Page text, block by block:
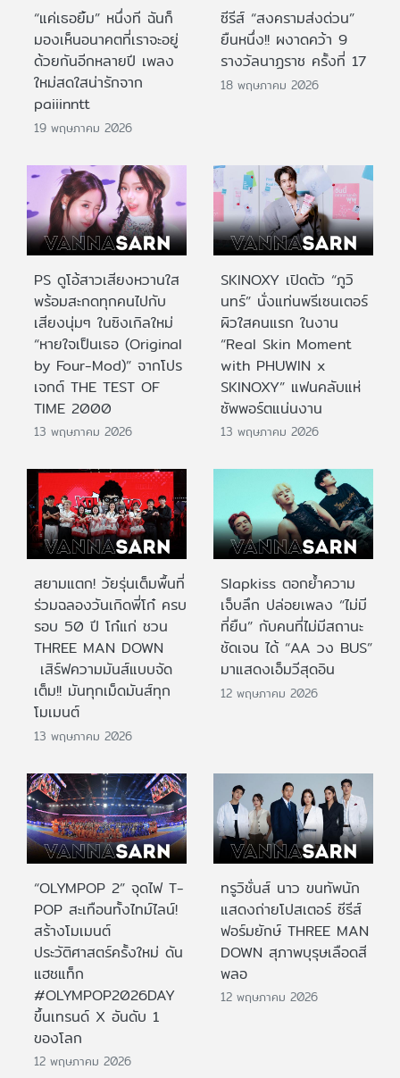
“แค่เธอยิ้ม” หนึ่งที ฉันก็
มองเห็นอนาคตที่เราจะอยู่
ด้วยกันอีกหลายปี เพลง
ใหม่สดใสน่ารักจาก
paiiinntt
19 พฤษภาคม 2026
ซีรีส์ “สงครามส่งด่วน”
ยืนหนึ่ง!! ผงาดคว้า 9
รางวัลนาฏราช ครั้งที่ 17
18 พฤษภาคม 2026
PS ดูโอ้สาวเสียงหวานใส
พร้อมสะกดทุกคนไปกับ
เสียงนุ่มๆ ในซิงเกิลใหม่
“หายใจเป็นเธอ (Original
by Four-Mod)” จากโปร
เจกต์ THE TEST OF
TIME 2000
13 พฤษภาคม 2026
SKINOXY เปิดตัว “ภูวิ
นทร์” นั่งแท่นพรีเซนเตอร์
ผิวใสคนแรก ในงาน
“Real Skin Moment
with PHUWIN x
SKINOXY” แฟนคลับแห่
ซัพพอร์ตแน่นงาน
13 พฤษภาคม 2026
สยามแตก! วัยรุ่นเต็มพื้นที่
ร่วมฉลองวันเกิดพี่โก๋ ครบ
รอบ 50 ปี โก๋แก่ ชวน
THREE MAN DOWN
เสิร์ฟความมันส์แบบจัด
เต็ม!! มันทุกเม็ดมันส์ทุก
โมเมนต์
13 พฤษภาคม 2026
Slapkiss ตอกย้ำความ
เจ็บลึก ปล่อยเพลง “ไม่มี
ที่ยืน” กับคนที่ไม่มีสถานะ
ชัดเจน ได้ “AA วง BUS”
มาแสดงเอ็มวีสุดอิน
12 พฤษภาคม 2026
“OLYMPOP 2” จุดไฟ T-
POP สะเทือนทั้งไทม์ไลน์!
สร้างโมเมนต์
ประวัติศาสตร์ครั้งใหม่ ดัน
แฮชแท็ก
#OLYMPOP2026DAY
ขึ้นเทรนด์ X อันดับ 1
ของโลก
12 พฤษภาคม 2026
ทรูวิชั่นส์ นาว ขนทัพนัก
แสดงถ่ายโปสเตอร์ ซีรีส์
ฟอร์มยักษ์ THREE MAN
DOWN สุภาพบุรุษเลือดสี
พลอ
12 พฤษภาคม 2026